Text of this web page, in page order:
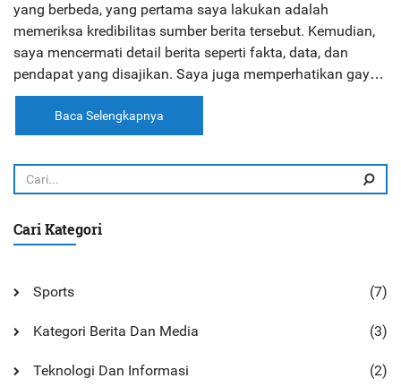
yang berbeda, yang pertama saya lakukan adalah
memeriksa kredibilitas sumber berita tersebut. Kemudian,
saya mencermati detail berita seperti fakta, data, dan
pendapat yang disajikan. Saya juga memperhatikan gaya
penulisan dan penyajian berita. Selanjutnya, saya analisis
bagaimana perspektif yang berbeda dapat mempengaruhi
interpretasi berita. Terakhir, saya membuat kesimpulan
berdasarkan pemahaman saya tentang berita tersebut dari
sumber-sumber yang berbeda.
Baca Selengkapnya
Cari Kategori
Sports (7)
Kategori Berita Dan Media (3)
Teknologi Dan Informasi (2)